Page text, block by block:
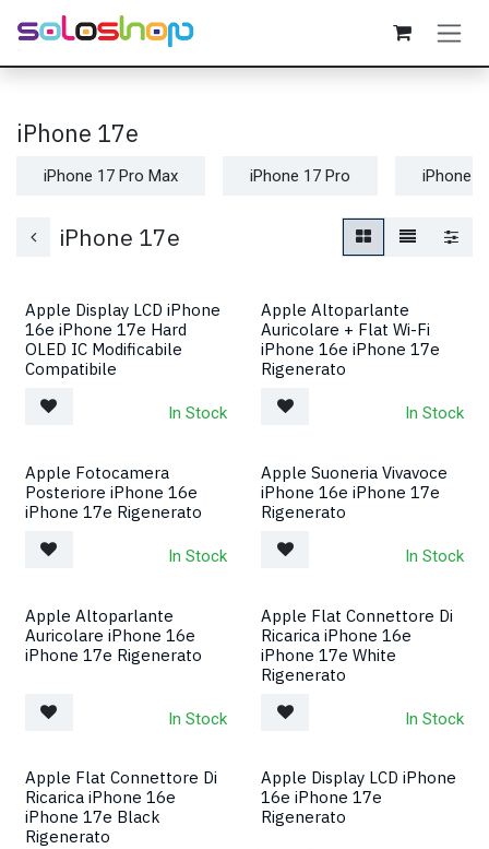
Passa al contenuto
iPhone 17e
iPhone 17 Pro Max iPhone 17 Pro iPhone
iPhone 17e
Apple Display LCD iPhone
16e iPhone 17e Hard
OLED IC Modificabile
Compatibile
In Stock
Apple Altoparlante
Auricolare + Flat Wi-Fi
iPhone 16e iPhone 17e
Rigenerato
In Stock
Apple Fotocamera
Posteriore iPhone 16e
iPhone 17e Rigenerato
In Stock
Apple Suoneria Vivavoce
iPhone 16e iPhone 17e
Rigenerato
In Stock
Apple Altoparlante
Auricolare iPhone 16e
iPhone 17e Rigenerato
In Stock
Apple Flat Connettore Di
Ricarica iPhone 16e
iPhone 17e White
Rigenerato
In Stock
Apple Flat Connettore Di
Ricarica iPhone 16e
iPhone 17e Black
Rigenerato
Apple Display LCD iPhone
16e iPhone 17e
Rigenerato